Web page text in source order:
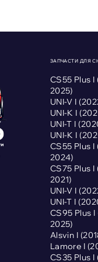
ЗАПЧАСТИ ДЛЯ
CS55 Plus
2025)
UNI-V I
UNI-K I
UNI-T I
UNI-K I
CS55 Plus
2024)
CS75 Plus
2021)
UNI-V I
UNI-T I
CS95 Plus
2025)
Alsvin I
Lamore I
CS35 Plus